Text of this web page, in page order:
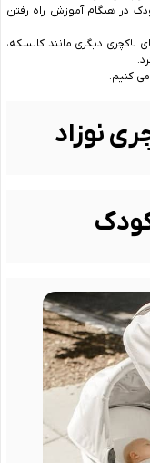
در هنگام آموزش راه رفتن
لاکچری دیگری مانند کالسکه،
می کنیم.
نوزاد